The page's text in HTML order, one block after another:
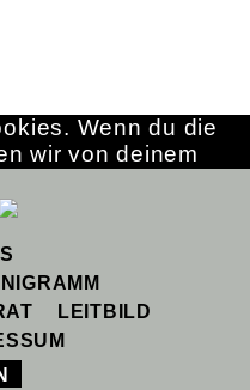
LEITBILD
Wenn du die
wir von deinem